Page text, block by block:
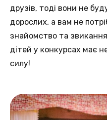
друзів, тоді вони не
дорослих, а вам не
знайомство та
дітей у конкурсах має
силу!